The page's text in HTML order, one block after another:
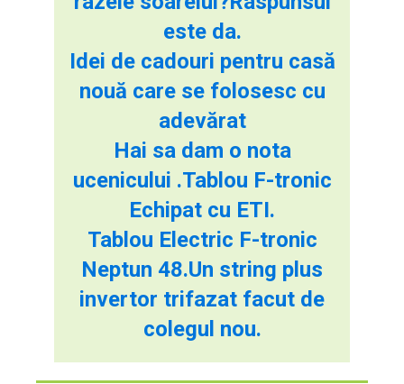
este da.
Idei de cadouri pentru casă
nouă care se folosesc cu
adevărat
Hai sa dam o nota
ucenicului .Tablou F-tronic
Echipat cu ETI.
Tablou Electric F-tronic
Neptun 48.Un string plus
invertor trifazat facut de
colegul nou.